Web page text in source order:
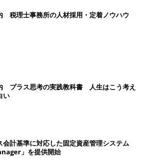
税理士事務所の人材採用・定着ノウハウ
プラス思考の実践教科書 人生はこう考え
い
会計基準に対応した固定資産管理システム
」を提供開始